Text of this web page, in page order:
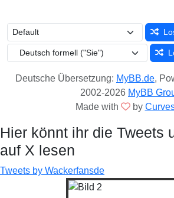
Deutsche Übersetzung: MyBB.de,
2002-2026 MyBB
Made with
by
Hier könnt ihr die Tweets
auf X lesen
Tweets by Wackerfansde